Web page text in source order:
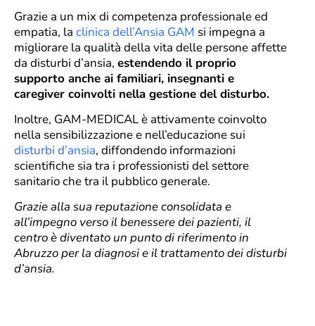
Grazie a un mix di competenza professionale ed
empatia, la clinica dell’Ansia GAM si impegna a
migliorare la qualità della vita delle persone affette
da disturbi d’ansia, estendendo il proprio
supporto anche ai familiari, insegnanti e
caregiver coinvolti nella gestione del disturbo.
Inoltre, GAM-MEDICAL è attivamente coinvolto
nella sensibilizzazione e nell’educazione sui
disturbi d’ansia, diffondendo informazioni
scientifiche sia tra i professionisti del settore
sanitario che tra il pubblico generale.
Grazie alla sua reputazione consolidata e
all’impegno verso il benessere dei pazienti, il
centro è diventato un punto di riferimento in
Abruzzo per la diagnosi e il trattamento dei disturbi
d’ansia.